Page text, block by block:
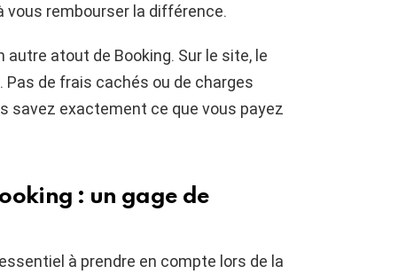
vous rembourser la différence.
atout de Booking. Sur le site, le
de frais cachés ou de charges
savez exactement ce que vous payez
: un gage de
à prendre en compte lors de la